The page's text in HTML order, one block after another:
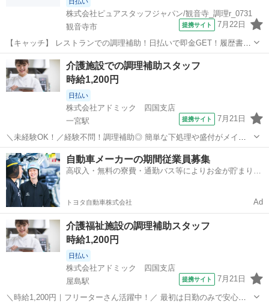
株式会社ピュアスタッフジャパン/観音寺_調理r_0731
観音寺市
提携サイト 7月22日
【キャッチ】 レストランでの調理補助！日払いで即金GET！履歴書不
要！カンタン応募＆面談！時給1200円！観音寺市 【コメント】 「家
庭と両立できる仕事がしたい…」 「ミスマッチの無いお仕事選びをし
たい！」 →香川県のお仕...
香川 観音寺市 キッチン
介護施設での調理補助スタッフ
時給1,200円
日払い
株式会社アドミック 四国支店
一宮駅
提携サイト 7月21日
＼未経験OK！／経験不問！調理補助◎ 簡単な下処理や盛付がメイン♪
老人ホームでの調理補助 ＊食材の仕込み(皮むき・カットなど) ＊調
理・配缶(料理を適量ずつ分ける作業) ＊料理の盛付・提供 ＊食器洗
浄・調理場の清掃 ◆...
香川 高松市 一宮駅 キッチン
自動車メーカーの期間従業員募集
高収入・無料の寮費・通勤バス等によりお金が貯まりや
トヨタ自動車株式会社 Ad
介護福祉施設の調理補助スタッフ
時給1,200円
日払い
株式会社アドミック 四国支店
屋島駅
提携サイト 7月21日
＼時給1,200円｜フリーターさん活躍中！／ 最初は日勤のみで安心★